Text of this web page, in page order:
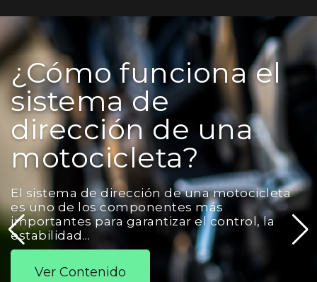
¿Cómo funciona el
sistema de
dirección de una
motocicleta?
El sistema de dirección de una motocicleta
es uno de los componentes más
importantes para garantizar el control, la
estabilidad...
Ver Contenido